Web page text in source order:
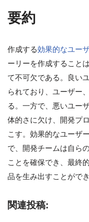
要約
作成する効果的なユー
ーリーを作成すること
て不可欠である。良い
られており、ユーザー
る。一方で、悪いユー
体的さに欠け、開発プ
こす。効果的なユーザ
で、開発チームは自ら
ことを確保でき、最終
品を生み出すことができ
関連投稿: